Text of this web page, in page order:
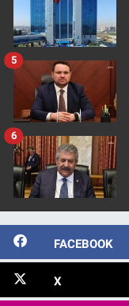
5
6
FACEBOOK
X